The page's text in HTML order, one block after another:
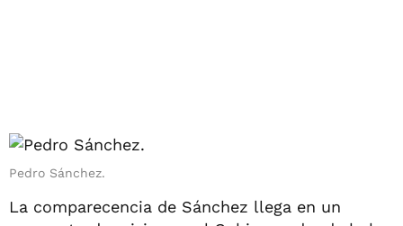
Pedro Sánchez.
La comparecencia de Sánchez llega en un